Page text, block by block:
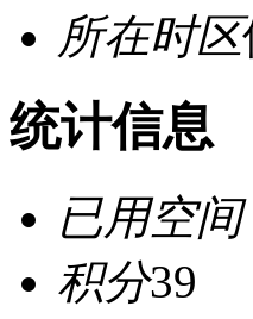
所在时区
统计信息
已用空间
积分39